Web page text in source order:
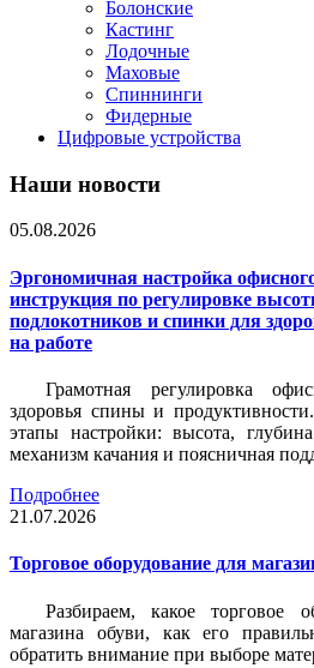
Болонские
Кастинг
Лодочные
Маховые
Спиннинги
Фидерные
Цифровые устройства
Наши новости
05.08.2026
Эргономичная настройка
инструкция по регулировке
подлокотников и спинки для
на работе
Грамотная регулировка
здоровья спины и
этапы настройки: высота,
механизм качания и поясничная
Подробнее
21.07.2026
Торговое оборудование для
Разбираем, какое торговое
магазина обуви, как его
обратить внимание при выборе